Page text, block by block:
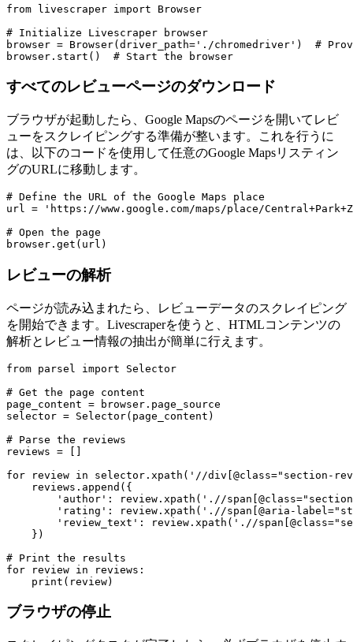
from livescraper import Browser
# Initialize Livescraper browser
browser = Browser(driver_path='./chromedriver')  #
すべてのレビューページのダウンロード
ブラウザが起動したら、Google Mapsのページを開いてレビ
ューをスクレイピングする準備が整います。これを行うに
は、以下のコードを使用して任意のGoogle Mapsリスティン
グのURLに移動します。
# Define the URL of the Google Maps place
url = 'https://www.google.com/maps/place/
# Open the page
レビューの解析
ページが読み込まれたら、レビューデータのスクレイピング
を開始できます。Livescraperを使うと、HTMLコンテンツの
解析とレビュー情報の抽出が簡単に行えます。
from parsel import Selector
# Get the page content
page_content = browser.page_source
selector = Selector(page_content)
# Parse the reviews
reviews = []
for review in selector.xpath('//div[@class="section-
    reviews.append({
'author': review.xpath('.//
'rating': review.xpath('.//span[@aria-
'review_text': review.xpath('.//
    })
# Print the results
for review in reviews:
ブラウザの停止